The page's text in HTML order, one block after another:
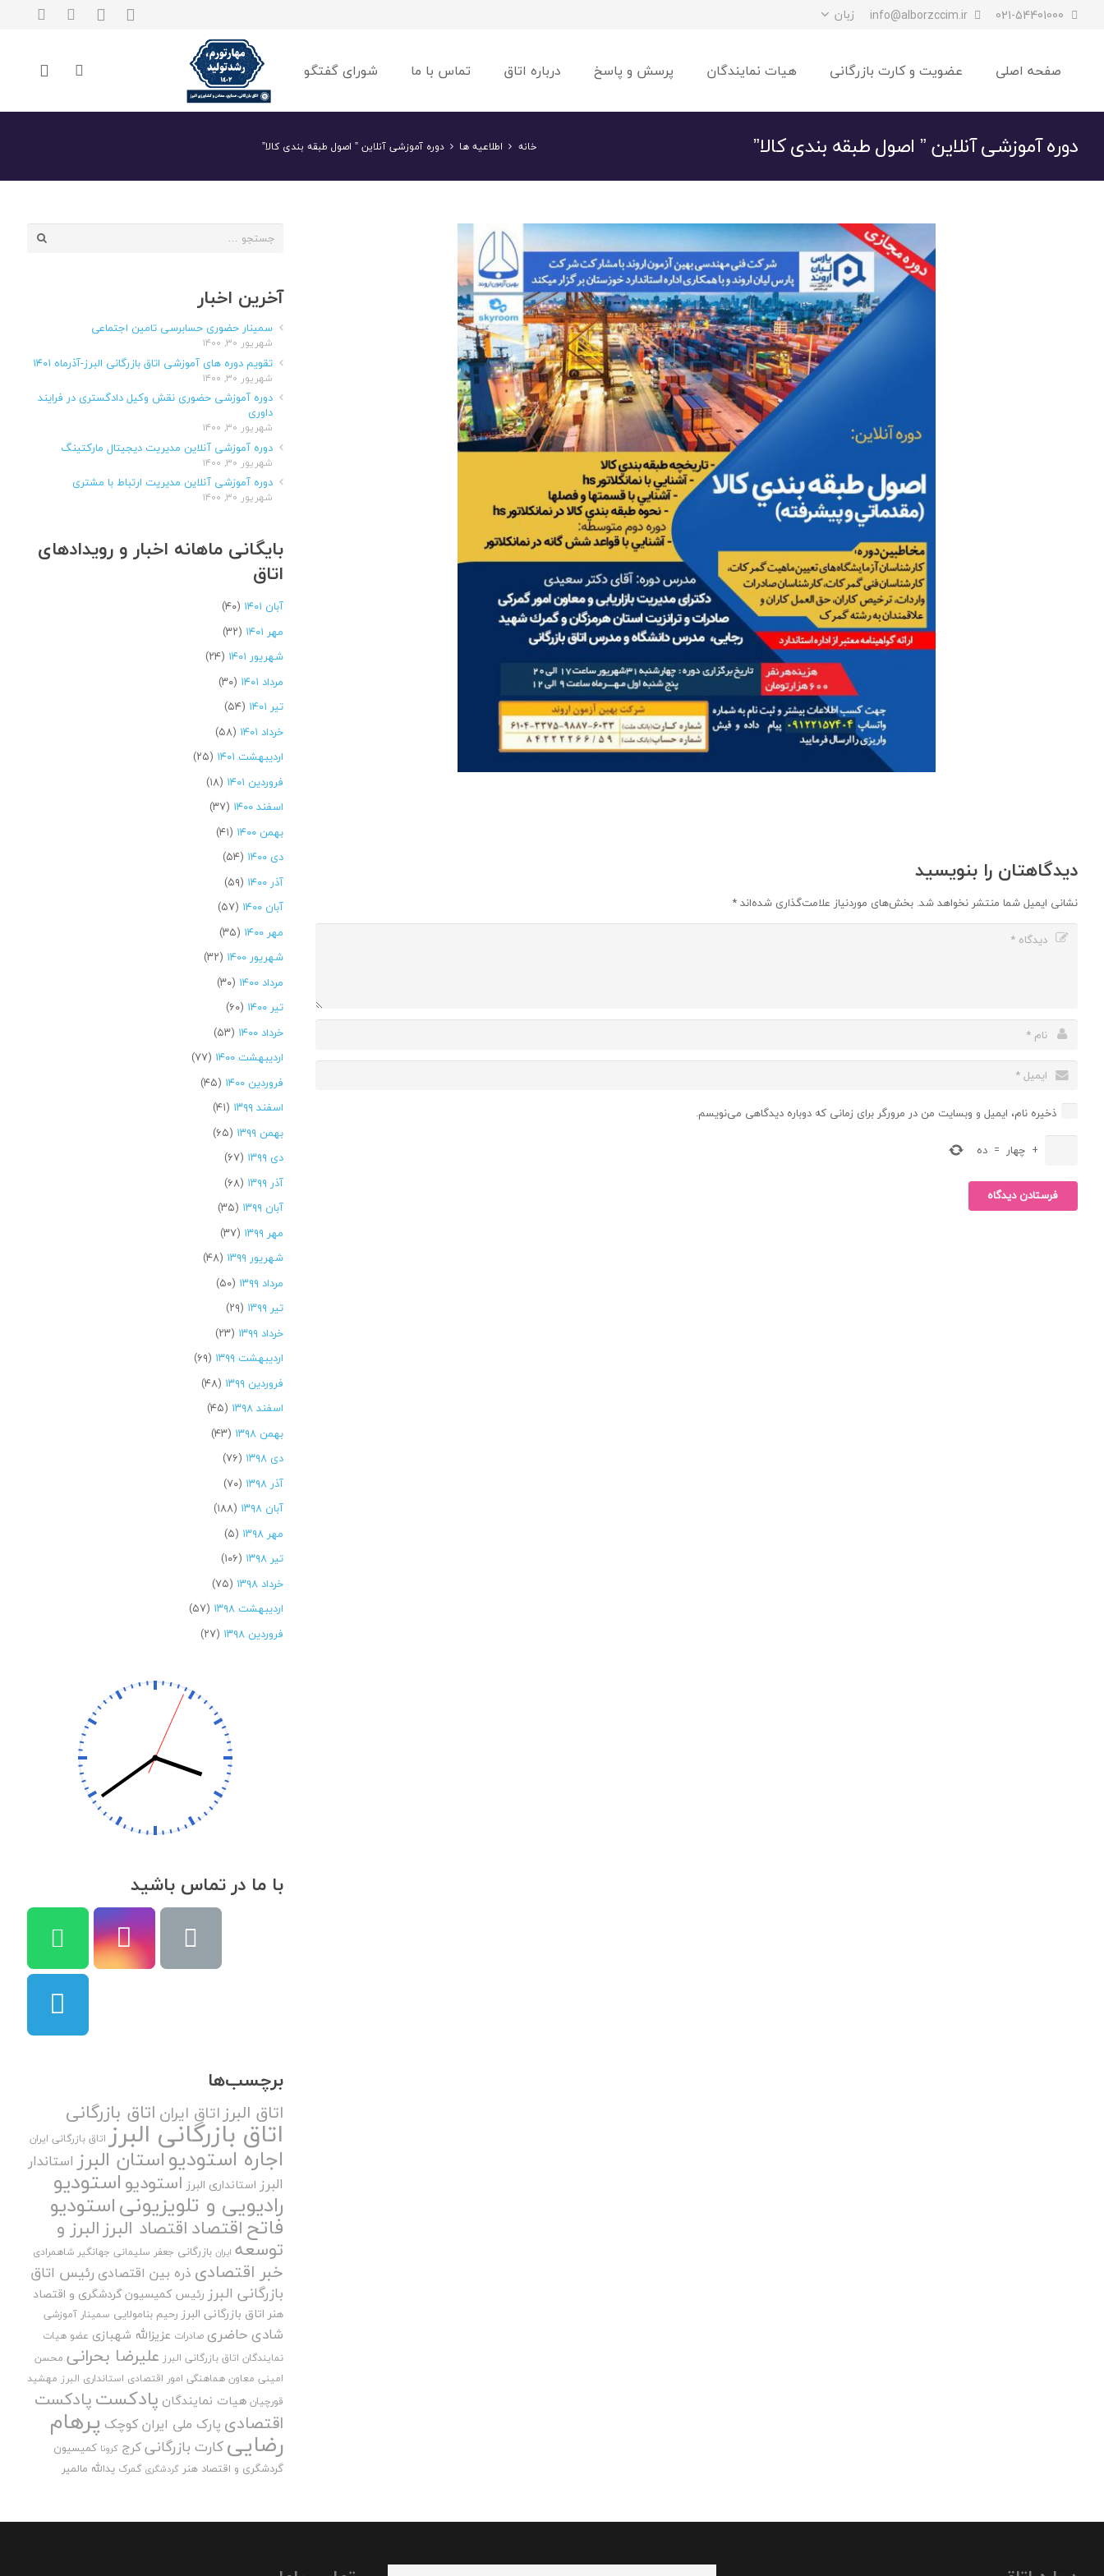
021-54401000
info@alborzccim.ir زبان
صفحه اصلی عضویت و کارت بازرگانی هیات نمایندگان پرسش و پاسخ درباره اتاق تماس با ما شورای گفتگو
دوره آموزشی آنلاین ” اصول طبقه بندی کالا” خانه اطلاعیه ها دوره آموزشی آنلاین ” اصول طبقه بندی کالا”
دیدگاهتان را بنویسید
نشانی ایمیل شما منتشر نخواهد شد. بخش‌های موردنیاز علامت‌گذاری شده‌اند*
ذخیره نام، ایمیل و وبسایت من در مرورگر برای زمانی که دوباره دیدگاهی می‌نویسم.
+ چهار = ده
فرستادن دیدگاه
جستجو
آخرین اخبار
سمینار حضوری حسابرسی تامین اجتماعی
شهریور ۳۰, ۱۴۰۰
تقویم دوره های آموزشی اتاق بازرگانی البرز-آذرماه ۱۴۰۱
شهریور ۳۰, ۱۴۰۰
دوره آموزشی حضوری نقش وکیل دادگستری در فرایند
داوری
شهریور ۳۰, ۱۴۰۰
دوره آموزشی آنلاین مدیریت دیجیتال مارکتینگ
شهریور ۳۰, ۱۴۰۰
دوره آموزشی آنلاین مدیریت ارتباط با مشتری
شهریور ۳۰, ۱۴۰۰
بایگانی ماهانه اخبار و رویدادهای
اتاق
آبان ۱۴۰۱
(۴۰)
مهر ۱۴۰۱
(۳۲)
شهریور ۱۴۰۱
(۲۴)
مرداد ۱۴۰۱
(۳۰)
تیر ۱۴۰۱
(۵۴)
خرداد ۱۴۰۱
(۵۸)
اردیبهشت ۱۴۰۱
(۲۵)
فروردین ۱۴۰۱
(۱۸)
اسفند ۱۴۰۰
(۳۷)
بهمن ۱۴۰۰
(۴۱)
دی ۱۴۰۰
(۵۴)
آذر ۱۴۰۰
(۵۹)
آبان ۱۴۰۰
(۵۷)
مهر ۱۴۰۰
(۳۵)
شهریور ۱۴۰۰
(۳۲)
مرداد ۱۴۰۰
(۳۰)
تیر ۱۴۰۰
(۶۰)
خرداد ۱۴۰۰
(۵۳)
اردیبهشت ۱۴۰۰
(۷۷)
فروردین ۱۴۰۰
(۴۵)
اسفند ۱۳۹۹
(۴۱)
بهمن ۱۳۹۹
(۶۵)
دی ۱۳۹۹
(۶۷)
آذر ۱۳۹۹
(۶۸)
آبان ۱۳۹۹
(۳۵)
مهر ۱۳۹۹
(۳۷)
شهریور ۱۳۹۹
(۴۸)
مرداد ۱۳۹۹
(۵۰)
تیر ۱۳۹۹
(۲۹)
خرداد ۱۳۹۹
(۲۳)
اردیبهشت ۱۳۹۹
(۶۹)
فروردین ۱۳۹۹
(۴۸)
اسفند ۱۳۹۸
(۴۵)
بهمن ۱۳۹۸
(۴۳)
دی ۱۳۹۸
(۷۶)
آذر ۱۳۹۸
(۷۰)
آبان ۱۳۹۸
(۱۸۸)
مهر ۱۳۹۸
(۵)
تیر ۱۳۹۸
(۱۰۶)
خرداد ۱۳۹۸
(۷۵)
اردیبهشت ۱۳۹۸
(۵۷)
فروردین ۱۳۹۸
(۲۷)
با ما در تماس باشید
برچسب‌ها
اتاق البرزاتاق ایران اتاق بازرگانی
اتاق بازرگانی البرز اتاق بازرگانی ایران
اجاره استودیواستان البرز استاندار
البرز استانداری البرز استودیواستودیو
رادیویی و تلویزیونیاستودیو
فاتحاقتصاداقتصاد البرزالبرز و
توسعه ایران بازرگانی جعفر سلیمانی جهانگیر شاهمرادی
خبر اقتصادی ذره بین اقتصادی رئیس اتاق
بازرگانی البرز رئیس کمیسیون گردشگری و اقتصاد
هنر اتاق بازرگانی البرز رحیم بنامولایی سمینار آموزشی
شادی حاضری صادرات عزیزالله شهبازی عضو هیات
نمایندگان اتاق بازرگانی البرز علیرضا بحرانی محسن
امینی معاون هماهنگی امور اقتصادی استانداری البرز مهشید
قورچیان هیات نمایندگان پادکستپادکست
اقتصادی پارک ملی ایران کوچک پرهام
رضاییکارت بازرگانیکرج کرونا کمیسیون
گردشگری و اقتصاد هنر گردشگری گمرک یدالله مالمیر